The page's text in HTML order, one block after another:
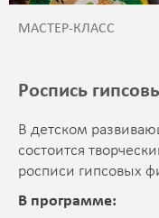
МАСТЕР-КЛАСС
Роспись
В детском
состоится
росписи гипсовых
В программе: